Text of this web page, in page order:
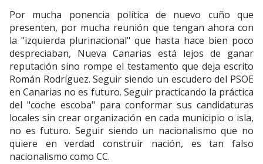
Por mucha ponencia política de nuevo cuño que
presenten, por mucha reunión que tengan ahora con
la "izquierda plurinacional" que hasta hace bien poco
despreciaban, Nueva Canarias está lejos de ganar
reputación sino rompe el testamento que deja escrito
Román Rodríguez. Seguir siendo un escudero del PSOE
en Canarias no es futuro. Seguir practicando la práctica
del "coche escoba" para conformar sus candidaturas
locales sin crear organización en cada municipio o isla,
no es futuro. Seguir siendo un nacionalismo que no
quiere en verdad construir nación, es tan falso
nacionalismo como CC.